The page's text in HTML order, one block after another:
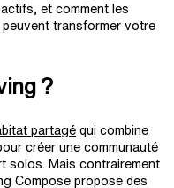
et comment les
transformer votre
?
partagé qui combine
créer une communauté
solos. Mais contrairement
Compose propose des